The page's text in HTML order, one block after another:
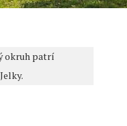
okruh patrí